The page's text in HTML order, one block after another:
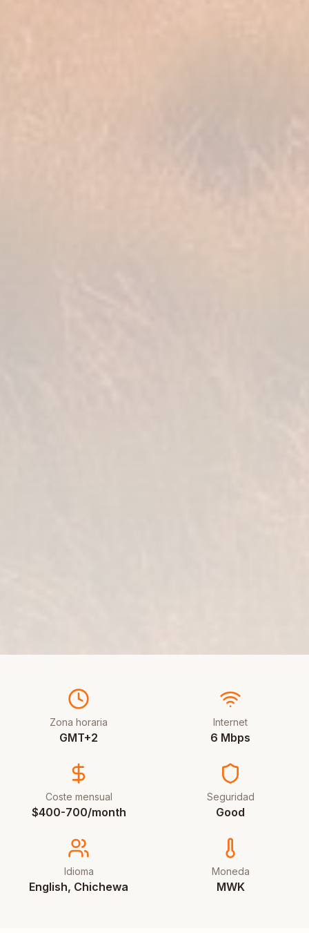
Zona horaria
GMT+2
Internet
6 Mbps
Coste mensual
$400-700/month
Seguridad
Good
Idioma
English, Chichewa
Moneda
MWK